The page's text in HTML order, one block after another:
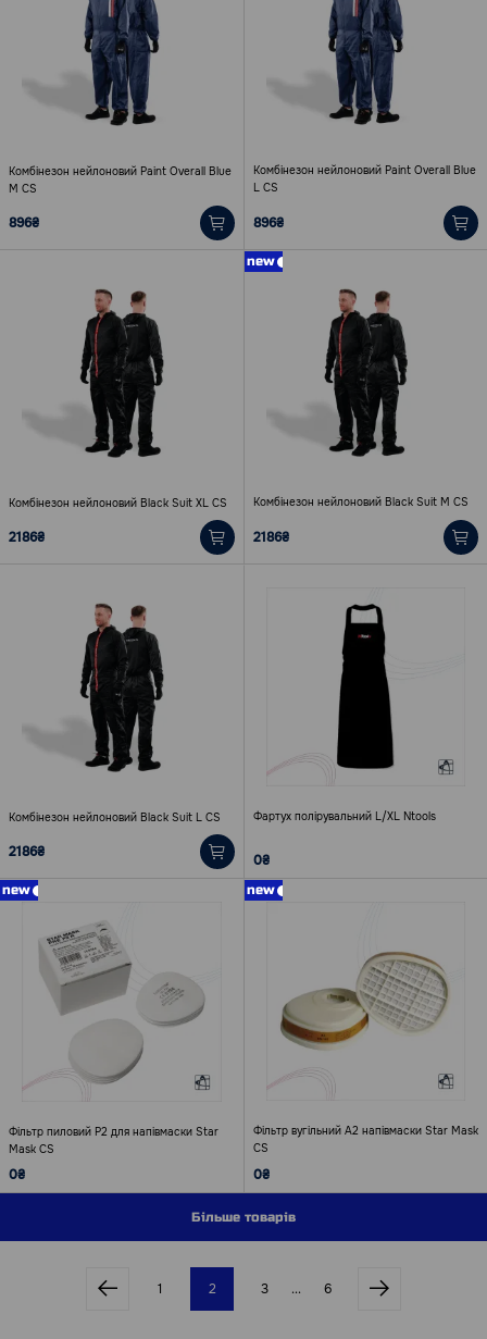
Комбінезон нейлоновий Paint Overall Blue
M CS
896₴
Комбінезон нейлоновий Paint Overall Blue
L CS
896₴
Комбінезон нейлоновий Black Suit XL CS
2186₴
new
Комбінезон нейлоновий Black Suit M CS
2186₴
Комбінезон нейлоновий Black Suit L CS
2186₴
Фартух полірувальний L/XL Ntools
0₴
new
Фільтр пиловий Р2 для напівмаски Star
Mask CS
0₴
new
Фільтр вугільний А2 напівмаски Star Mask
CS
0₴
Більше товарів
1 2 3 ... 6